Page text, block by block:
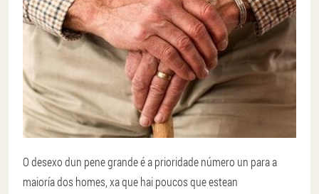
O desexo dun pene grande é a prioridade número un para a
maioría dos homes, xa que hai poucos que estean